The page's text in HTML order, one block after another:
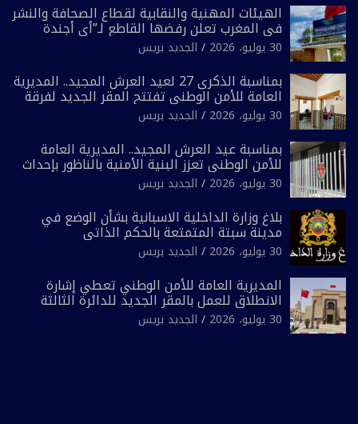
الهيئات المهنية والنقابية لقطاع الصحافة والنشر
في المغرب تعلن رفضها القاطع لـ”أي أجندة
انتخابية مُعدة على مقاس سياسي ومصلحي
ضيق”
30 يوليو، 2026 الجديد بريس
بمناسبة الذكرى 27 لعيد العرش المجيد.. المديرية
العامة للأمن الوطني تفتتح المقر الجديد لفرقة
الشرطة السياحية بفاس
30 يوليو، 2026 الجديد بريس
بمناسبة عيد العرش المجيد.. المديرية العامة
للأمن الوطني تعزز البنية الأمنية بالناظور بإحداث
فرقتين جديدتين
30 يوليو، 2026 الجديد بريس
بلاغ وزارة الداخلية الاسبانية بشأن الوضع في
مدينة سبتة المتمتعة بالحكم الذاتي
30 يوليو، 2026 الجديد بريس
المديرية العامة للأمن الوطني تعطي إشارة
الانطلاق للعمل بالمقر الجديد للدائرة الثالثة
للشرطة بولاية أمن العيون
30 يوليو، 2026 الجديد بريس